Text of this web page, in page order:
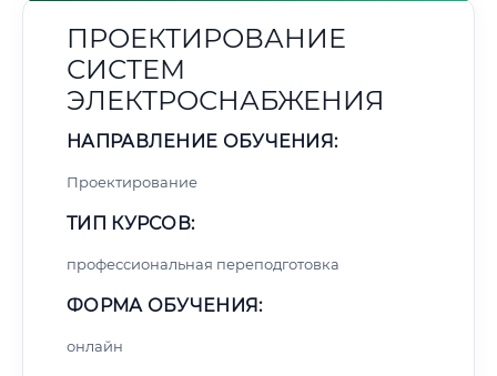
ПРОЕКТИРОВАНИЕ
СИСТЕМ
ЭЛЕКТРОСНАБЖЕНИЯ
НАПРАВЛЕНИЕ ОБУЧЕНИЯ:
Проектирование
ТИП КУРСОВ:
профессиональная переподготовка
ФОРМА ОБУЧЕНИЯ:
онлайн